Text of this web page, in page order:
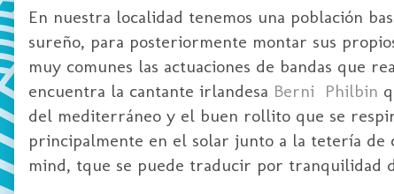
En nuestra localidad tenemos una población
sureño, para posteriormente montar sus
muy comunes las actuaciones de bandas que
encuentra la cantante irlandesa Berni Philbin
del mediterráneo y el buen rollito que se
principalmente en el solar junto a la tetería de
mind, tque se puede traducir por tranquilidad